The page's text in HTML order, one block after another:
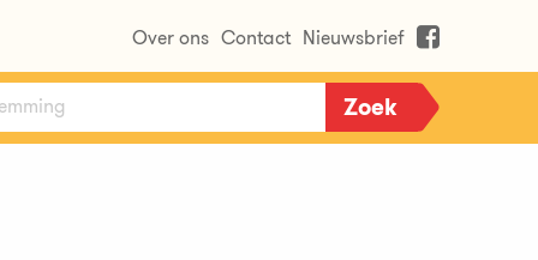
Over ons Contact Nieuwsbrief